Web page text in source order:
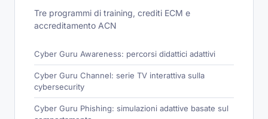
Tre programmi di training, crediti ECM e
accreditamento ACN
Cyber Guru Awareness: percorsi didattici adattivi
Cyber Guru Channel: serie TV interattiva sulla
cybersecurity
Cyber Guru Phishing: simulazioni adattive basate sul